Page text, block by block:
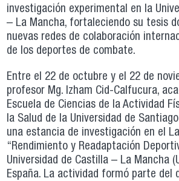
investigación experimental en la
– La Mancha, fortaleciendo su tesis
nuevas redes de colaboración
de los deportes de combate.
Entre el 22 de octubre y el 22 de
profesor Mg. Izham Cid-Calfucura,
Escuela de Ciencias de la Actividad
la Salud de la Universidad de
una estancia de investigación en el
“Rendimiento y Readaptación
Universidad de Castilla – La Mancha
España. La actividad formó parte del